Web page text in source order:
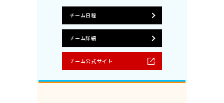
チーム日程
チーム詳細
チーム公式サイト